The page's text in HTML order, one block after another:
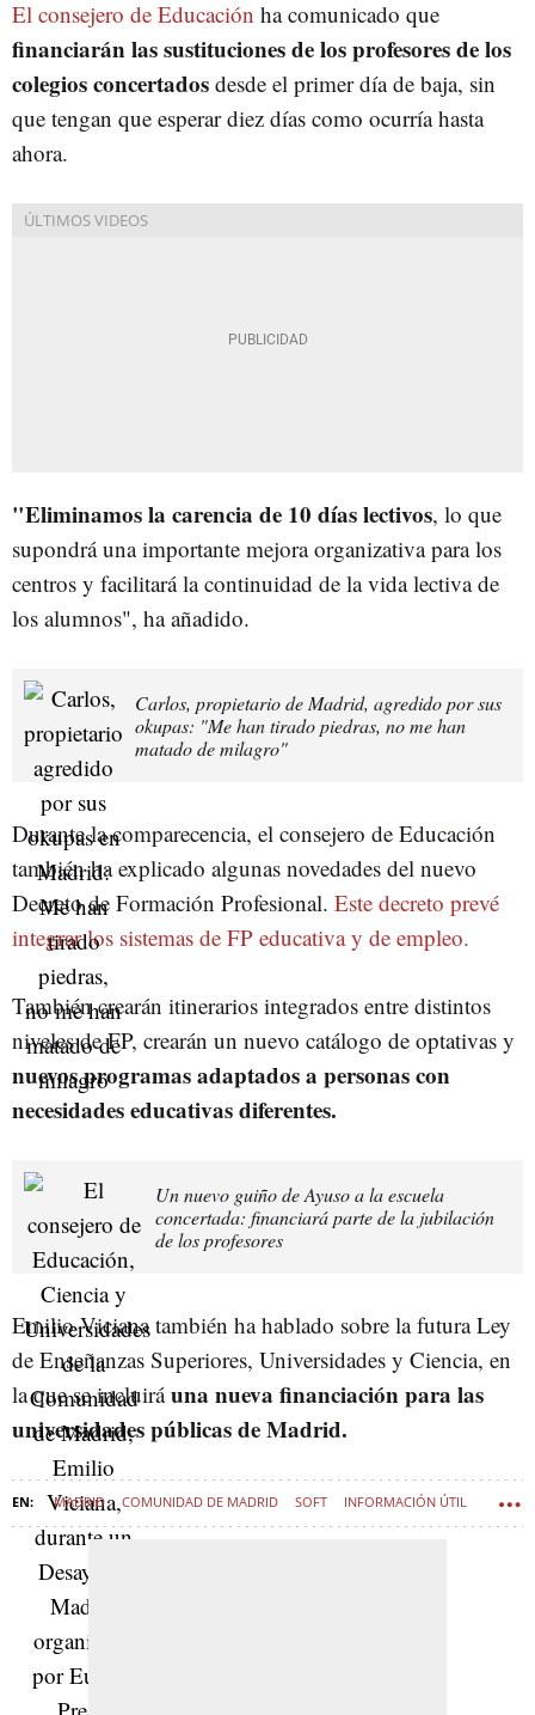
El consejero de Educación ha comunicado que
financiarán las sustituciones de los profesores de los
colegios concertados desde el primer día de baja, sin
que tengan que esperar diez días como ocurría hasta
ahora.
"Eliminamos la carencia de 10 días lectivos, lo que
supondrá una importante mejora organizativa para los
centros y facilitará la continuidad de la vida lectiva de
los alumnos", ha añadido.
Carlos, propietario de Madrid, agredido por sus
okupas: "Me han tirado piedras, no me han
matado de milagro"
Durante la comparecencia, el consejero de Educación
también ha explicado algunas novedades del nuevo
Decreto de Formación Profesional. Este decreto prevé
integrar los sistemas de FP educativa y de empleo.
También crearán itinerarios integrados entre distintos
niveles de FP, crearán un nuevo catálogo de optativas y
nuevos programas adaptados a personas con
necesidades educativas diferentes.
Un nuevo guiño de Ayuso a la escuela
concertada: financiará parte de la jubilación
de los profesores
Emilio Viciana también ha hablado sobre la futura Ley
de Enseñanzas Superiores, Universidades y Ciencia, en
la que se incluiráuna nueva financiación para las
universidades públicas de Madrid.
MADRID COMUNIDAD DE MADRID SOFT INFORMACIÓN ÚTIL